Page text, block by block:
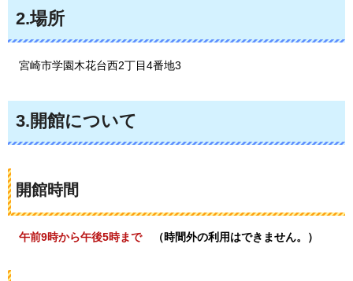
2.場所
宮崎市学園木花台西2丁目4番地3
3.開館について
開館時間
午前9時から午後5時まで （時間外の利用はできません。）